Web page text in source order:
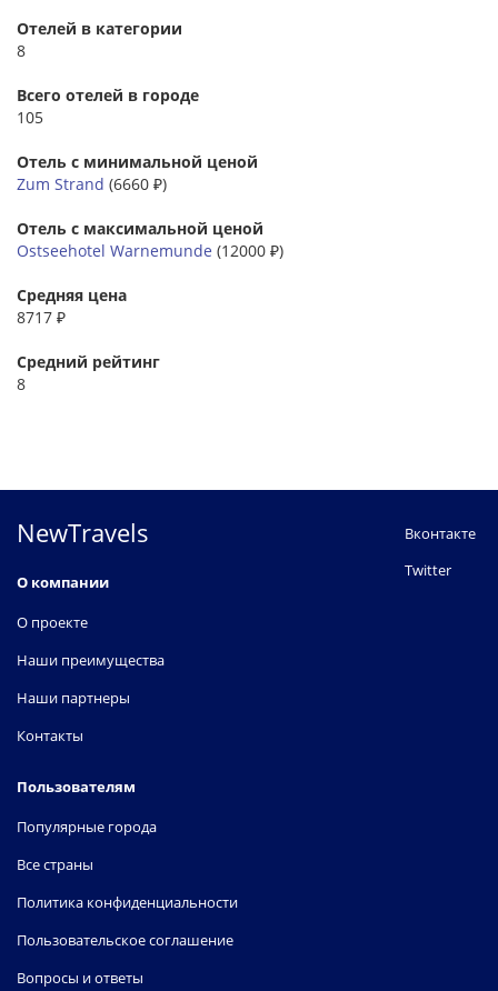
Отелей в категории
8
Всего отелей в городе
105
Отель с минимальной ценой
Zum Strand (6660 ₽)
Отель с максимальной ценой
Ostseehotel Warnemunde (12000 ₽)
Средняя цена
8717 ₽
Средний рейтинг
8
NewTravels
О компании
О проекте
Наши преимущества
Наши партнеры
Контакты
Пользователям
Популярные города
Все страны
Политика конфиденциальности
Пользовательское соглашение
Вопросы и ответы
Вконтакте
Twitter